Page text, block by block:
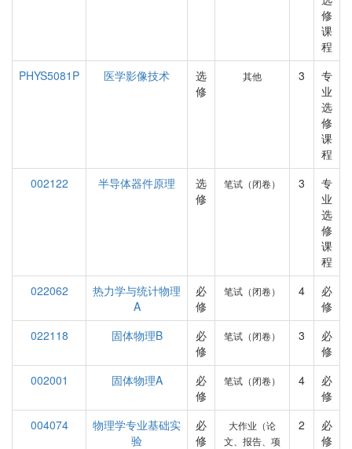
修
课
程
PHYS5081P
医学影像技术
选
修
其他 3
专
业
选
修
课
程
002122
半导体器件原理
选
修
笔试（闭卷） 3
专
业
选
修
课
程
022062
热力学与统计物理
A
必
修
笔试（闭卷） 4
必
修
022118
固体物理B
必
修
笔试（闭卷） 3
必
修
002001
固体物理A
必
修
笔试（闭卷） 4
必
修
004074
物理学专业基础实
验
必
修
大作业（论
文、报告、项
2
必
修